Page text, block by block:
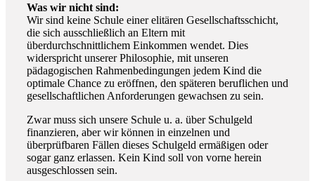
Was wir nicht sind:
Wir sind keine Schule einer elitären Gesellschaftsschicht,
die sich ausschließlich an Eltern mit
überdurchschnittlichem Einkommen wendet. Dies
widerspricht unserer Philosophie, mit unseren
pädagogischen Rahmenbedingungen jedem Kind die
optimale Chance zu eröffnen, den späteren beruflichen und
gesellschaftlichen Anforderungen gewachsen zu sein.
Zwar muss sich unsere Schule u. a. über Schulgeld
finanzieren, aber wir können in einzelnen und
überprüfbaren Fällen dieses Schulgeld ermäßigen oder
sogar ganz erlassen. Kein Kind soll von vorne herein
ausgeschlossen sein.